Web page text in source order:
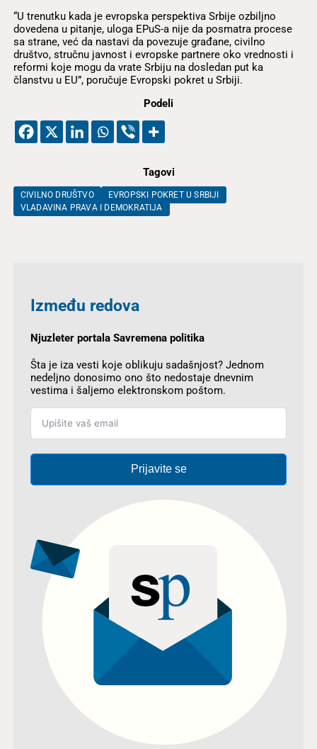
“U trenutku kada je evropska perspektiva Srbije ozbiljno
dovedena u pitanje, uloga EPuS-a nije da posmatra procese
sa strane, već da nastavi da povezuje građane, civilno
društvo, stručnu javnost i evropske partnere oko vrednosti i
reformi koje mogu da vrate Srbiju na dosledan put ka
članstvu u EU”, poručuje Evropski pokret u Srbiji.
Podeli
Tagovi
CIVILNO DRUŠTVO
EVROPSKI POKRET U SRBIJI
VLADAVINA PRAVA I DEMOKRATIJA
Između redova
Njuzleter portala Savremena politika
Šta je iza vesti koje oblikuju sadašnjost? Jednom
nedeljno donosimo ono što nedostaje dnevnim
vestima i šaljemo elektronskom poštom.
Prijavite se